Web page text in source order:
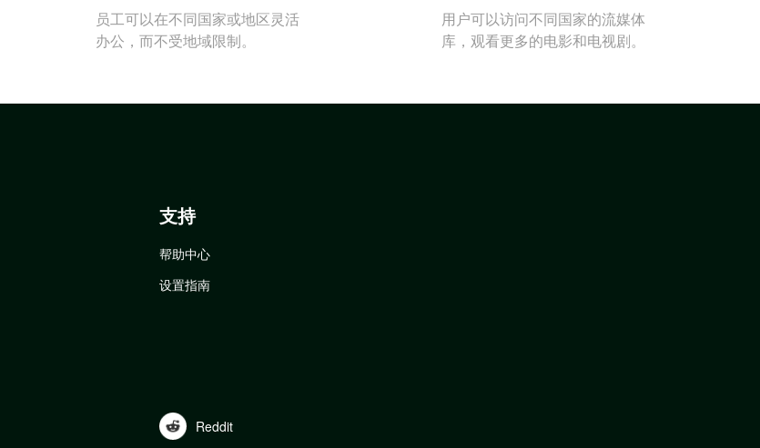
员工可以在不同国家或地区灵活
办公，而不受地域限制。
用户可以访问不同国家的流媒体
库，观看更多的电影和电视剧。
支持
帮助中心
设置指南
Reddit